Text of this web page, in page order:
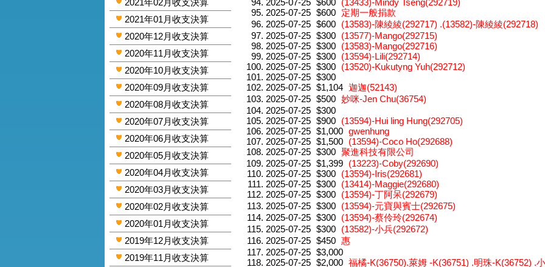
2021年02月收支決算
2021年01月收支決算
2020年12月收支決算
2020年11月收支決算
2020年10月收支決算
2020年09月收支決算
2020年08月收支決算
2020年07月收支決算
2020年06月收支決算
2020年05月收支決算
2020年04月收支決算
2020年03月收支決算
2020年02月收支決算
2020年01月收支決算
2019年12月收支決算
2019年11月收支決算
2025-07-25 $600
(13433)-Mindy Tseng(292719)
2025-07-25 $600
定期一般捐款
2025-07-25 $600
(13583)-陳綾綾(292717) .(13582)-陳綾綾(292718)
2025-07-25 $300
(13577)-Mango(292715)
2025-07-25 $300
(13583)-Mango(292716)
2025-07-25 $300
(13594)-Lili(292714)
2025-07-25 $300
(13520)-Kukutyng Yuh(292712)
2025-07-25 $300
2025-07-25 $1,104 迦迦(52143)
2025-07-25 $500 妙咪-Jen Chu(36754)
2025-07-25 $300
2025-07-25 $900
(13594)-Hui ling Hung(292705)
2025-07-25 $1,000 gwenhung
2025-07-25 $1,500
(13594)-Coco Ho(292688)
2025-07-25 $300 聚進科技有限公司
2025-07-25 $1,399
(13223)-Coby(292690)
2025-07-25 $300
(13594)-Iris(292681)
2025-07-25 $300
(13414)-Maggie(292680)
2025-07-25 $300
(13594)-丁阿呆(292679)
2025-07-25 $300
(13594)-元寶與賓士(292675)
2025-07-25 $300
(13594)-蔡伶玲(292674)
2025-07-25 $300
(13582)-小兵(292672)
2025-07-25 $450 惠
2025-07-25 $3,000
2025-07-25 $2,000 福橘-K(36750).萊姆 -K(36751) .明珠-K(36752) .小